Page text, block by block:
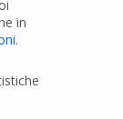
in
.